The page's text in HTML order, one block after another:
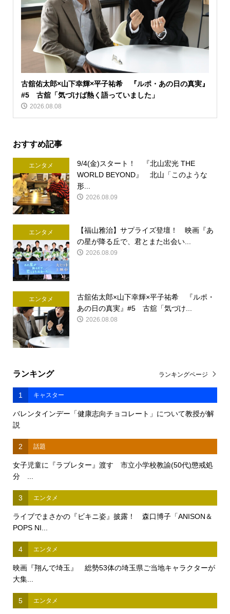
古舘佑太郎×山下幸輝×平子祐希 『ルポ・あの日の真実』
#5 古舘「気づけば熱く語っていました」
2026.08.08
おすすめ記事
エンタメ
9/4(金)スタート！ 『北山宏光 THE
WORLD BEYOND』 北山「このような
形...
2026.08.09
エンタメ
【福山雅治】サプライズ登壇！ 映画『あ
の星が降る丘で、君とまた出会い...
2026.08.09
エンタメ
古舘佑太郎×山下幸輝×平子祐希 『ルポ・
あの日の真実』#5 古舘「気づけ...
2026.08.08
ランキング
1 キャスター
バレンタインデー「健康志向チョコレート」について教授が解
説
2 話題
女子児童に『ラブレター』渡す 市立小学校教諭(50代)懲戒処
分 ...
3 エンタメ
ライブでまさかの『ビキニ姿』披露！ 森口博子「ANISON＆
POPS NI...
4 エンタメ
映画『翔んで埼玉』 総勢53体の埼玉県ご当地キャラクターが
大集...
5 エンタメ
ランキングページ